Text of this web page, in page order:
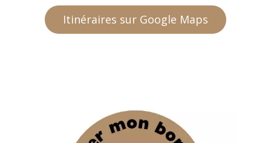
Itinéraires sur Google Maps